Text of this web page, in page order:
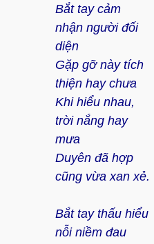
Bắt tay cảm
nhận người đối
diện
Gặp gỡ này tích
thiện hay chưa
Khi hiểu nhau,
trời nắng hay
mưa
Duyên đã hợp
cũng vừa xan xẻ.
Bắt tay thấu hiểu
nỗi niềm đau